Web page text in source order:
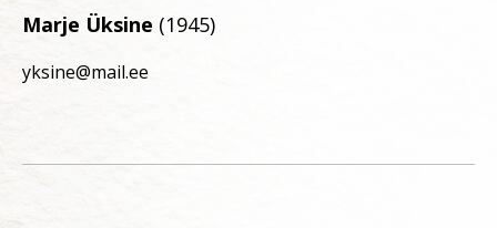
Marje Üksine (1945)
yksine@mail.ee